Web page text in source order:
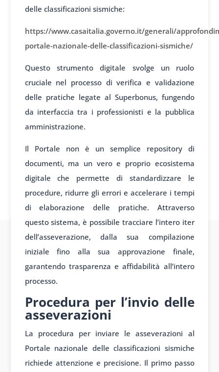
delle classificazioni sismiche:
https://www.casaitalia.governo.it/generali/
portale-nazionale-delle-classificazioni-sismiche/
Questo strumento digitale svolge un ruolo
cruciale nel processo di verifica e validazione
delle pratiche legate al Superbonus, fungendo
da interfaccia tra i professionisti e la pubblica
amministrazione.
Il Portale non è un semplice repository di
documenti, ma un vero e proprio ecosistema
digitale che permette di standardizzare le
procedure, ridurre gli errori e accelerare i tempi
di elaborazione delle pratiche. Attraverso
questo sistema, è possibile tracciare l’intero iter
dell’asseverazione, dalla sua compilazione
iniziale fino alla sua approvazione finale,
garantendo trasparenza e affidabilità all’intero
processo.
Procedura per l’invio delle
asseverazioni
La procedura per inviare le asseverazioni al
Portale nazionale delle classificazioni sismiche
richiede attenzione e precisione. Il primo passo